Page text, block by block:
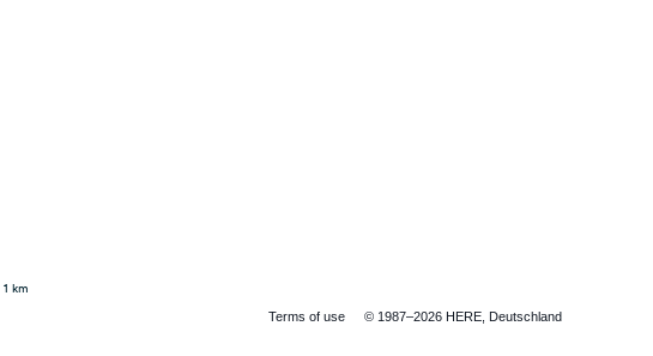
Terms of use © 1987–2026 HERE, Deutschland
1 km